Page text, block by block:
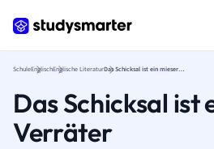
SchuleEnglischEnglische Literatur Das Schicksal ist ein mieser Verräter
Das Schicksal ist
Verräter